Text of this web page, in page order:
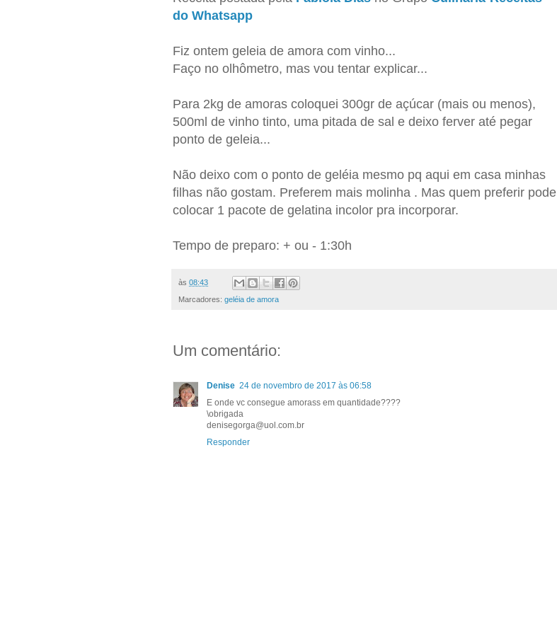
do Whatsapp
Fiz ontem geleia de amora com vinho...
Faço no olhômetro, mas vou tentar explicar...
Para 2kg de amoras coloquei 300gr de açúcar (mais ou menos),
500ml de vinho tinto, uma pitada de sal e deixo ferver até pegar
ponto de geleia...
Não deixo com o ponto de geléia mesmo pq aqui em casa minhas
filhas não gostam. Preferem mais molinha . Mas quem preferir pode
colocar 1 pacote de gelatina incolor pra incorporar.
Tempo de preparo: + ou - 1:30h
às 08:43
Marcadores: geléia de amora
Um comentário:
Denise 24 de novembro de 2017 às 06:58
E onde vc consegue amorass em quantidade????
\obrigada
denisegorga@uol.com.br
Responder